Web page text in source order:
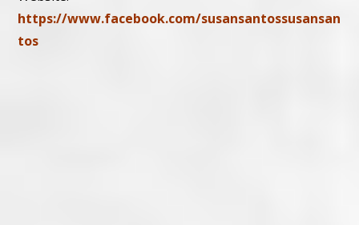
https://www.facebook.com/susansantossusansan
tos